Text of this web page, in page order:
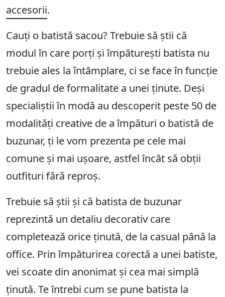
accesorii.
Cauți o batistă sacou? Trebuie să știi că
modul în care porți și împăturești batista nu
trebuie ales la întâmplare, ci se face în funcție
de gradul de formalitate a unei ținute. Deși
specialiștii în modă au descoperit peste 50 de
modalități creative de a împături o batistă de
buzunar, ți le vom prezenta pe cele mai
comune și mai ușoare, astfel încât să obții
outfituri fără reproș.
Trebuie să știi și că batista de buzunar
reprezintă un detaliu decorativ care
completează orice ținută, de la casual până la
office. Prin împăturirea corectă a unei batiste,
vei scoate din anonimat și cea mai simplă
ținută. Te întrebi cum se pune batista la